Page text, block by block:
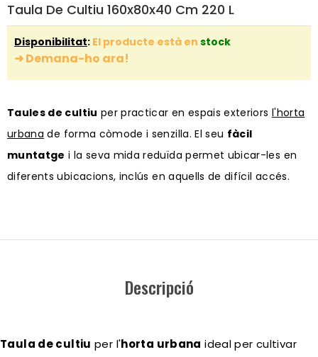
Taula De Cultiu 160x80x40 Cm 220 L
Disponibilitat: El producte està en stock
➜ Demana-ho ara!
Taules de cultiu per practicar en espais exteriors l'horta
urbana de forma còmode i senzilla. El seu fàcil
muntatge i la seva mida reduïda permet ubicar-les en
diferents ubicacions, inclús en aquells de difícil accés.
Descripció
Taula de cultiu per l'horta urbana ideal per cultivar